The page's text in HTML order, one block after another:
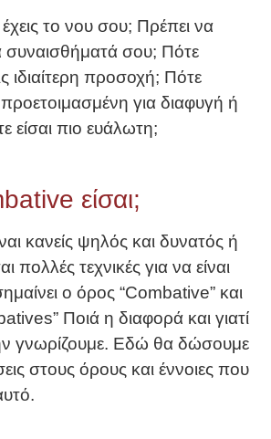
το νου σου; Πρέπει να
συναισθήματά σου; Πότε
ιδιαίτερη προσοχή; Πότε
προετοιμασμένη για διαφυγή ή
είσαι πιο ευάλωτη;
είσαι;
κανείς ψηλός και δυνατός ή
πολλές τεχνικές για να είναι
ο όρος “Combative” και
Ποιά η διαφορά και γιατί
γνωρίζουμε. Εδώ θα δώσουμε
στους όρους και έννοιες που